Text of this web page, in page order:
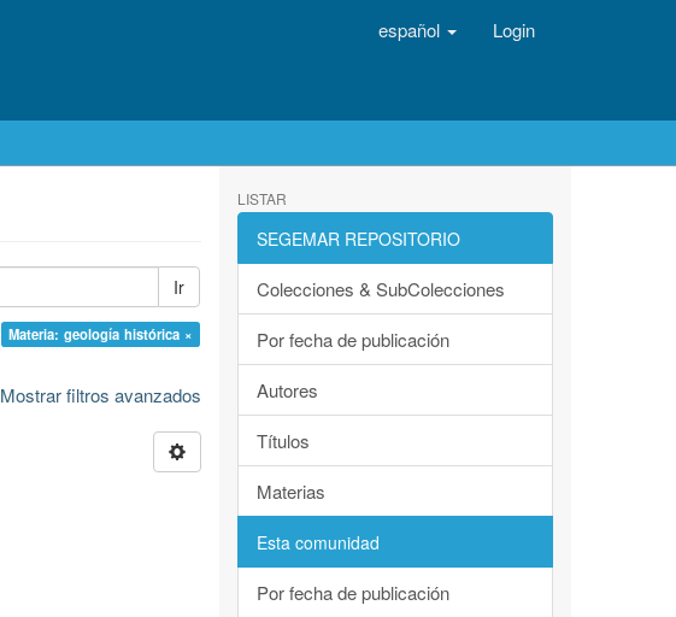
español Login
Ir
Materia: geología histórica ×
Mostrar filtros avanzados
LISTAR
SEGEMAR REPOSITORIO
Colecciones & SubColecciones
Por fecha de publicación
Autores
Títulos
Materias
Esta comunidad
Por fecha de publicación